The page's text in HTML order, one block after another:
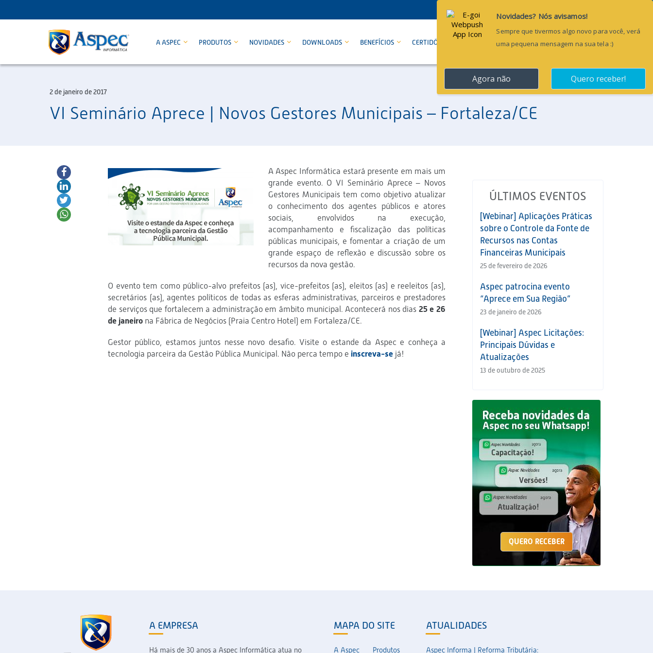
A ASPEC PRODUTOS NOVIDADES DOWNLOADS BENEFÍCIOS CERTIDÕES CONTATO Pesquisar...
2 de janeiro de 2017
VI Seminário Aprece | Novos Gestores Municipais – Fortaleza/CE
A Aspec Informática estará presente em mais um
grande evento. O VI Seminário Aprece – Novos
Gestores Municipais tem como objetivo atualizar
o conhecimento dos agentes públicos e atores
sociais, envolvidos na execução,
acompanhamento e fiscalização das políticas
públicas municipais, e fomentar a criação de um
grande espaço de reflexão e discussão sobre os
recursos da nova gestão.
O evento tem como público-alvo prefeitos (as), vice-prefeitos (as), eleitos (as) e reeleitos (as),
secretários (as), agentes políticos de todas as esferas administrativas, parceiros e prestadores
de serviços que fortalecem a administração em âmbito municipal. Acontecerá nos dias 25 e 26
de janeiro na Fábrica de Negócios (Praia Centro Hotel) em Fortaleza/CE.
Gestor público, estamos juntos nesse novo desafio. Visite o estande da Aspec e conheça a
tecnologia parceira da Gestão Pública Municipal. Não perca tempo e inscreva-se já!
ÚLTIMOS EVENTOS
[Webinar] Aplicações Práticas
sobre o Controle da Fonte de
Recursos nas Contas
Financeiras Municipais
25 de fevereiro de 2026
Aspec patrocina evento
“Aprece em Sua Região”
23 de janeiro de 2026
[Webinar] Aspec Licitações:
Principais Dúvidas e
Atualizações
13 de outubro de 2025
QUERO RECEBER
A EMPRESA
Há mais de 30 anos a Aspec Informática atua no
MAPA DO SITE
A Aspec Produtos
ATUALIDADES
Aspec Informa | Reforma Tributária: